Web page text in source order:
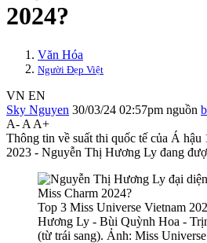
2024?
Văn Hóa
Người Đẹp Việt
VN EN
Sky Nguyen 30/03/24 02:57pm nguồn
A- A A+
Thông tin về suất thi quốc tế của Á
2023 - Nguyễn Thị Hương Ly đang
Top 3 Miss Universe Vietnam
Hương Ly - Bùi Quỳnh Hoa -
(từ trái sang). Ảnh: Miss